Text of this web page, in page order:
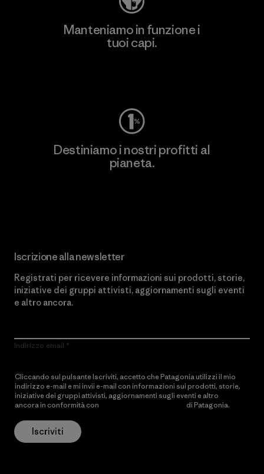
Manteniamo in funzione i
tuoi capi.
Destiniamo i nostri profitti al
pianeta.
Iscrizione alla newsletter
Registrati per ricevere informazioni sui prodotti, storie,
iniziative dei gruppi attivisti, aggiornamenti sugli eventi
e altro ancora.
Indirizzo email
Cliccando sul pulsante Iscriviti, accetto che Patagonia utilizzi il mio
indirizzo e-mail e mi invii e-mail con informazioni sui prodotti, storie,
iniziative dei gruppi attivisti, aggiornamenti sugli eventi e altro
ancora in conformità con
di Patagonia.
Iscriviti